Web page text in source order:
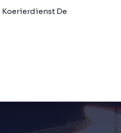
Koerierdienst De